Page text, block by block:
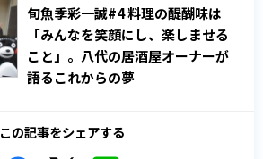
旬魚季彩一誠#4 料理の醍醐味は
「みんなを笑顔にし、楽しませる
こと」。八代の居酒屋オーナーが
語るこれからの夢
この記事をシェアする